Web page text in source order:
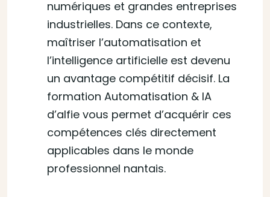
numériques et grandes entreprises
industrielles. Dans ce contexte,
maîtriser l’automatisation et
l’intelligence artificielle est devenu
un avantage compétitif décisif. La
formation Automatisation & IA
d’alfie vous permet d’acquérir ces
compétences clés directement
applicables dans le monde
professionnel nantais.